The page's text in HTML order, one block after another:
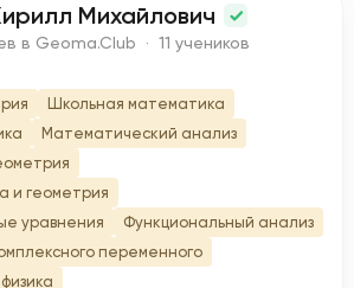
Михайлович
в Geoma.Club · 11 учеников
Школьная математика
Математический анализ
и геометрия
уравнения
Функциональный анализ
переменного